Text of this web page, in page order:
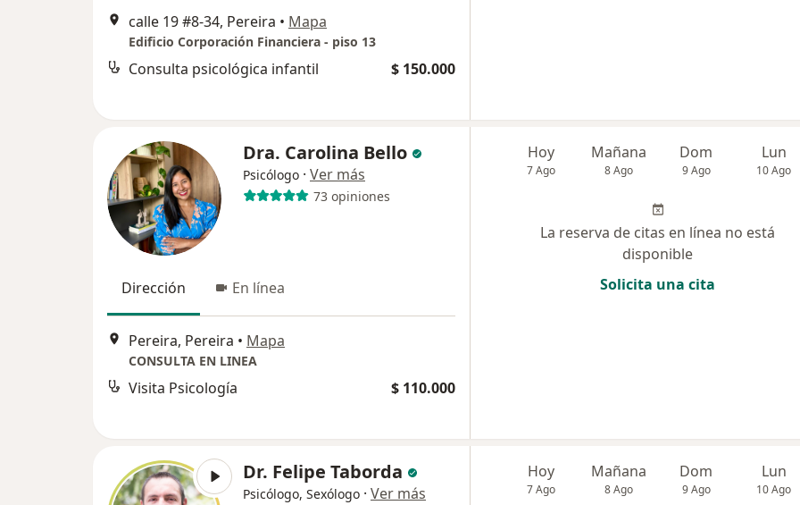
calle 19 #8-34, Pereira • Mapa
Edificio Corporación Financiera - piso 13
Consulta psicológica infantil $ 150.000
Dra. Carolina Bello
Psicólogo · Ver más
73 opiniones
Dirección En línea
Pereira, Pereira • Mapa
CONSULTA EN LINEA
Visita Psicología $ 110.000
Hoy
7 Ago
Mañana
8 Ago
Dom
9 Ago
Lun
10 Ago
La reserva de citas en línea no está
disponible
Solicita una cita
Dr. Felipe Taborda
Psicólogo, Sexólogo · Ver más
Hoy
7 Ago
Mañana
8 Ago
Dom
9 Ago
Lun
10 Ago